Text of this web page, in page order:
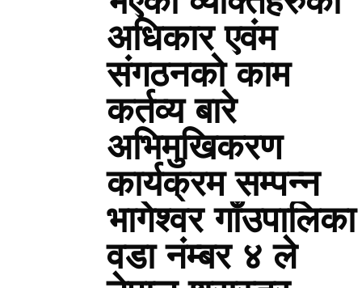
अधिकार एवंम
संगठनको काम
कर्तव्य बारे
अभिमुखिकरण
कार्यक्रम सम्पन्न
भागेश्वर गाँउपालिका
वडा नंम्बर ४ ले